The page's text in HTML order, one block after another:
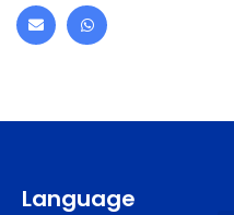
Language